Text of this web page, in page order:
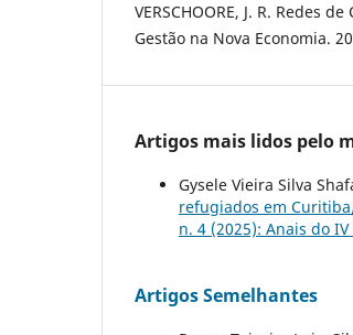
VERSCHOORE, J. R. Redes
Gestão na Nova Economia.
Artigos mais lidos pelo
Gysele Vieira Silva
refugiados em
n. 4 (2025): Anais do
Artigos Semelhantes